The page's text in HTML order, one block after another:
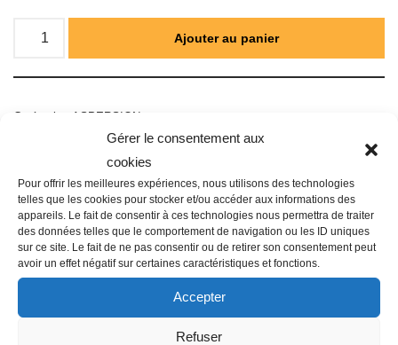
Gérer le consentement aux
cookies
Pour offrir les meilleures expériences, nous utilisons des technologies
telles que les cookies pour stocker et/ou accéder aux informations des
appareils. Le fait de consentir à ces technologies nous permettra de traiter
des données telles que le comportement de navigation ou les ID uniques
sur ce site. Le fait de ne pas consentir ou de retirer son consentement peut
avoir un effet négatif sur certaines caractéristiques et fonctions.
Accepter
Refuser
Ajouter au panier
Catégorie : ASPERSION
Description
Famille : B01